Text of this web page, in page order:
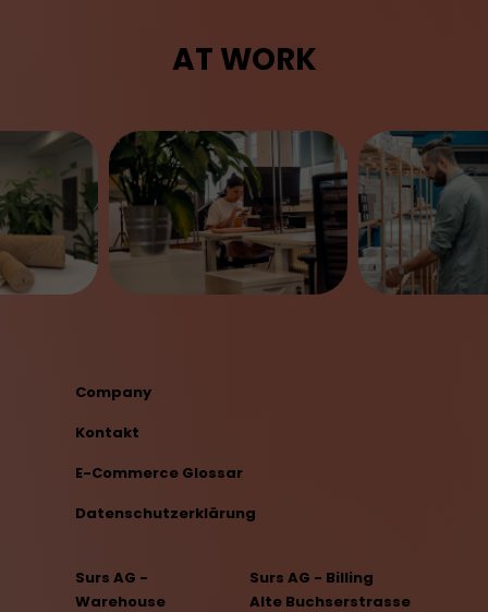
Surs AG -
Warehouse
Surs AG - Billing
Alte Buchserstrasse
Company
Kontakt
E-Commerce Glossar
Datenschutzerklärung
AT WORK